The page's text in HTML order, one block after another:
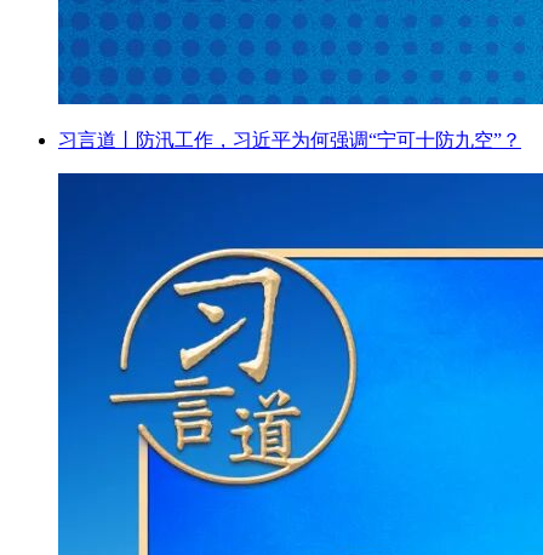
习言道丨防汛工作，习近平为何强调“宁可十防九空”？